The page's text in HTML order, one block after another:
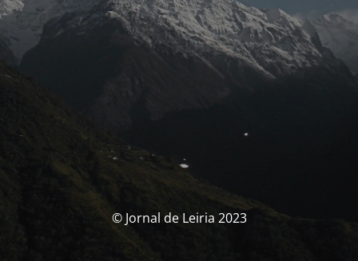
© Jornal de Leiria 2023